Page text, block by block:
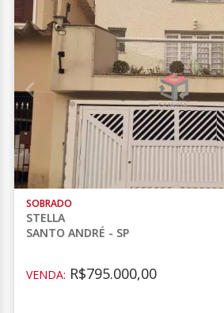
SOBRADO
STELLA
SANTO ANDRÉ - SP
VENDA: R$795.000,00